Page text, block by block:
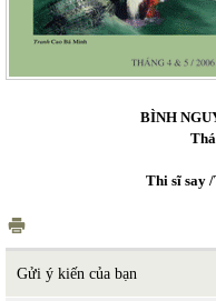
BÌNH
Thi sĩ say
Gửi ý kiến của bạn